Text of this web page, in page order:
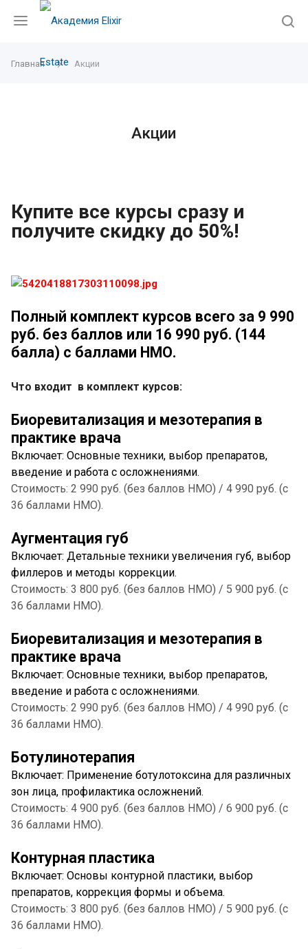
Главная Акции
Акции
Купите все курсы сразу и
получите скидку до 50%!
Полный комплект курсов всего за 9 990
руб. без баллов или 16 990 руб. (144
балла) с баллами НМО.
Что входит в комплект курсов:
Биоревитализация и мезотерапия в
практике врача
Включает: Основные техники, выбор препаратов,
введение и работа с осложнениями.
Стоимость: 2 990 руб. (без баллов НМО) / 4 990 руб. (с
36 баллами НМО).
Аугментация губ
Включает: Детальные техники увеличения губ, выбор
филлеров и методы коррекции.
Стоимость: 3 800 руб. (без баллов НМО) / 5 900 руб. (с
36 баллами НМО).
Биоревитализация и мезотерапия в
практике врача
Включает: Основные техники, выбор препаратов,
введение и работа с осложнениями.
Стоимость: 2 990 руб. (без баллов НМО) / 4 990 руб. (с
36 баллами НМО).
Ботулинотерапия
Включает: Применение ботулотоксина для различных
зон лица, профилактика осложнений.
Стоимость: 4 900 руб. (без баллов НМО) / 6 900 руб. (с
36 баллами НМО).
Контурная пластика
Включает: Основы контурной пластики, выбор
препаратов, коррекция формы и объема.
Стоимость: 3 800 руб. (без баллов НМО) / 5 900 руб. (с
36 баллами НМО).